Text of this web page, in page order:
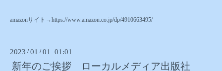
amazonサイト→https://www.amazon.co.jp/dp/4910663495/
2023 /01 /01 01:01
新年のご挨拶 ローカルメディア出版社